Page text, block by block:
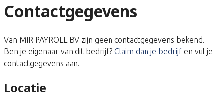
Contactgegevens
Van MIR PAYROLL BV zijn geen contactgegevens bekend.
Ben je eigenaar van dit bedrijf? Claim dan je bedrijf en vul je
contactgegevens aan.
Locatie